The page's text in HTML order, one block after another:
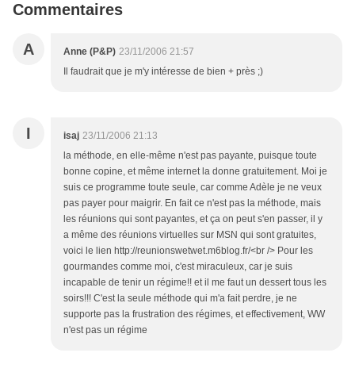
Commentaires
A Anne (P&P) 23/11/2006 21:57
Il faudrait que je m'y intéresse de bien + près ;)
I isaj 23/11/2006 21:13
la méthode, en elle-même n'est pas payante, puisque toute
bonne copine, et même internet la donne gratuitement. Moi je
suis ce programme toute seule, car comme Adèle je ne veux
pas payer pour maigrir. En fait ce n'est pas la méthode, mais
les réunions qui sont payantes, et ça on peut s'en passer, il y
a même des réunions virtuelles sur MSN qui sont gratuites,
voici le lien http://reunionswetwet.m6blog.fr/<br /> Pour les
gourmandes comme moi, c'est miraculeux, car je suis
incapable de tenir un régime!! et il me faut un dessert tous les
soirs!!! C'est la seule méthode qui m'a fait perdre, je ne
supporte pas la frustration des régimes, et effectivement, WW
n'est pas un régime